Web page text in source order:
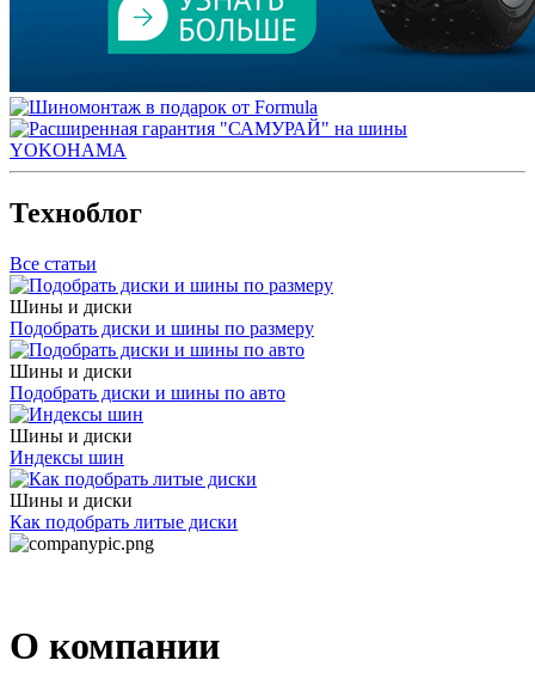
Техноблог
Все статьи
Шины и диски
Подобрать диски и шины по размеру
Шины и диски
Подобрать диски и шины по авто
Шины и диски
Индексы шин
Шины и диски
Как подобрать литые диски
О компании